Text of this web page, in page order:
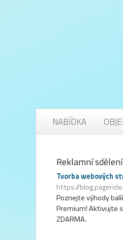
NABÍDKA
Reklamní sdělení
Tvorba webových
https://
Poznejte výhody
Premium! Aktivujte
ZDARMA.